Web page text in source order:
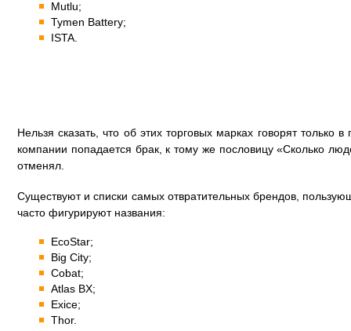
Mutlu;
Tymen Battery;
ISTA.
Нельзя сказать, что об этих торговых марках говорят только
компании попадается брак, к тому же пословицу «Сколько
отменял.
Существуют и списки самых отвратительных брендов,
часто фигурируют названия:
EcoStar;
Big City;
Cobat;
Atlas BX;
Exice;
Thor.